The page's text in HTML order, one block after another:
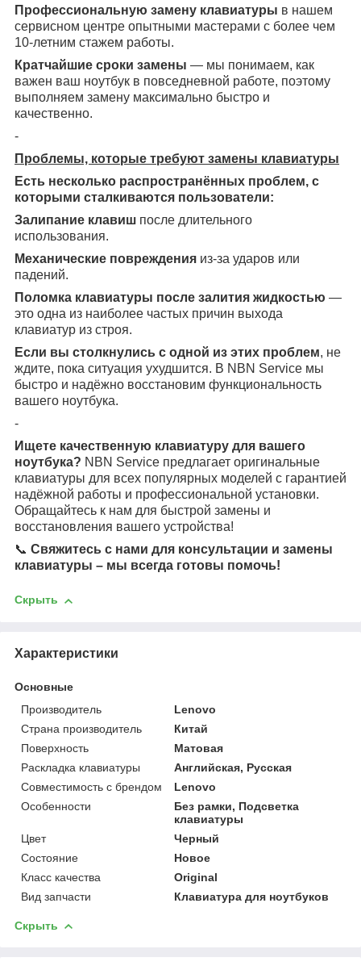
Профессиональную замену клавиатуры в нашем
сервисном центре опытными мастерами с более чем
10-летним стажем работы.
Кратчайшие сроки замены — мы понимаем, как
важен ваш ноутбук в повседневной работе, поэтому
выполняем замену максимально быстро и
качественно.
-
Проблемы, которые требуют замены клавиатуры
Есть несколько распространённых проблем, с
которыми сталкиваются пользователи:
Залипание клавиш после длительного
использования.
Механические повреждения из-за ударов или
падений.
Поломка клавиатуры после залития жидкостью —
это одна из наиболее частых причин выхода
клавиатур из строя.
Если вы столкнулись с одной из этих проблем, не
ждите, пока ситуация ухудшится. В NBN Service мы
быстро и надёжно восстановим функциональность
вашего ноутбука.
-
Ищете качественную клавиатуру для вашего
ноутбука? NBN Service предлагает оригинальные
клавиатуры для всех популярных моделей с гарантией
надёжной работы и профессиональной установки.
Обращайтесь к нам для быстрой замены и
восстановления вашего устройства!
📞 Свяжитесь с нами для консультации и замены
клавиатуры – мы всегда готовы помочь!
Скрыть
Характеристики
Основные
Производитель
Lenovo
Страна производитель
Китай
Поверхность
Матовая
Раскладка клавиатуры
Английская, Русская
Совместимость с брендом
Lenovo
Особенности
Без рамки, Подсветка
клавиатуры
Цвет
Черный
Состояние
Новое
Класс качества
Original
Вид запчасти
Клавиатура для ноутбуков
Скрыть